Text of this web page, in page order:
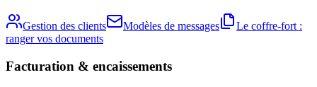
Gestion des clients Modèles de messages
Le coffre-fort :
ranger vos documents
Facturation & encaissements